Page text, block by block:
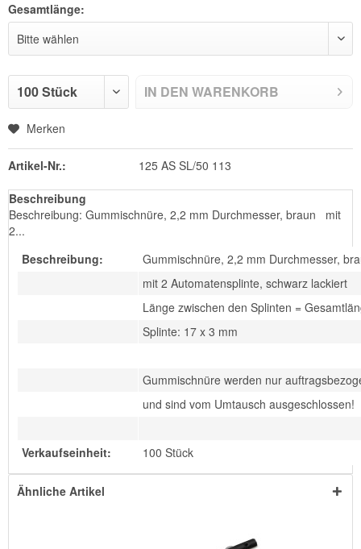
Gesamtlänge:
IN DEN WARENKORB
Merken
Artikel-Nr.: 125 AS SL/50 113
Beschreibung
Beschreibung: Gummischnüre, 2,2 mm Durchmesser, braun mit
2...
Beschreibung:
Gummischnüre, 2,2 mm Durchmesser,
mit 2 Automatensplinte, schwarz lackiert
Länge zwischen den Splinten =
Splinte: 17 x 3 mm
Gummischnüre werden nur
und sind vom Umtausch ausgeschlossen!
Verkaufseinheit: 100 Stück
Ähnliche Artikel